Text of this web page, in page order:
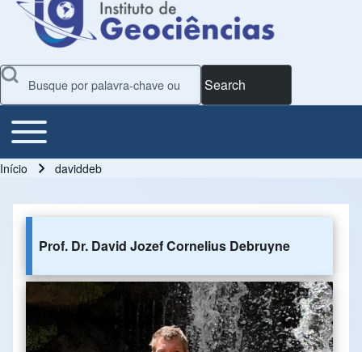
Search
Main Menu
Toggle main menu
Início daviddeb
Prof. Dr. David Jozef Cornelius Debruyne